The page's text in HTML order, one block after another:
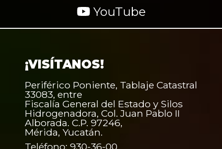
YouTube
¡VISÍTANOS!
Periférico Poniente, Tablaje Catastral
33083, entre
Fiscalía General del Estado y Silos
Hidrogenadora, Col. Juan Pablo II
Alborada. C.P. 97246,
Mérida, Yucatán.
Teléfono: 930-36-00